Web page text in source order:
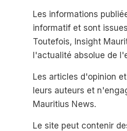
Les informations
informatif et sont
Toutefois, Insight
l'actualité absolue de
Les articles d'opinion
leurs auteurs et
Mauritius News.
Le site peut contenir